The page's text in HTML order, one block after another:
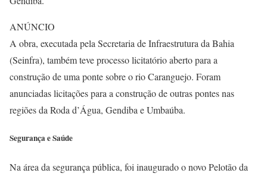
ANÚNCIO
A obra, executada pela Secretaria de Infraestrutura da Bahia
(Seinfra), também teve processo licitatório aberto para a
construção de uma ponte sobre o rio Caranguejo. Foram
anunciadas licitações para a construção de outras pontes nas
regiões da Roda d’Água, Gendiba e Umbaúba.
Segurança e Saúde
Na área da segurança pública, foi inaugurado o novo Pelotão da